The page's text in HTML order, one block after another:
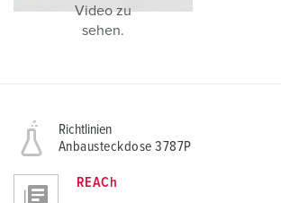
Video zu
sehen.
Richtlinien
Anbausteckdose 3787P
REACh